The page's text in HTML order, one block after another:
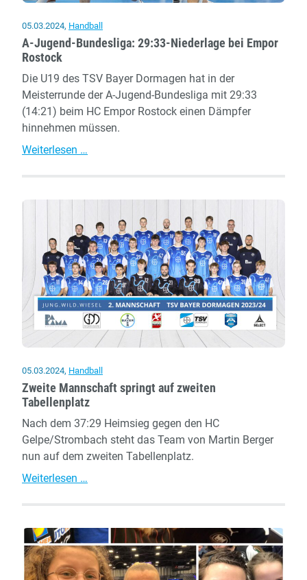
05.03.2024, Handball
A-Jugend-Bundesliga: 29:33-Niederlage bei Empor
Rostock
Die U19 des TSV Bayer Dormagen hat in der
Meisterrunde der A-Jugend-Bundesliga mit 29:33
(14:21) beim HC Empor Rostock einen Dämpfer
hinnehmen müssen.
Weiterlesen …
29:33-
bei
Empor
Rostock
05.03.2024, Handball
Zweite Mannschaft springt auf zweiten
Tabellenplatz
Nach dem 37:29 Heimsieg gegen den HC
Gelpe/Strombach steht das Team von Martin Berger
nun auf dem zweiten Tabellenplatz.
Weiterlesen …
auf
zweiten
Tabellenplatz